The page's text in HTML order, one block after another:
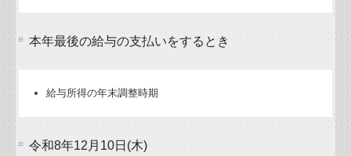
本年最後の給与の支払いをするとき
給与所得の年末調整時期
令和8年12月10日(木)